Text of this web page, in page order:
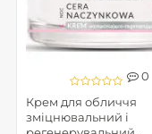
0
Крем для обличчя
зміцнювальний і